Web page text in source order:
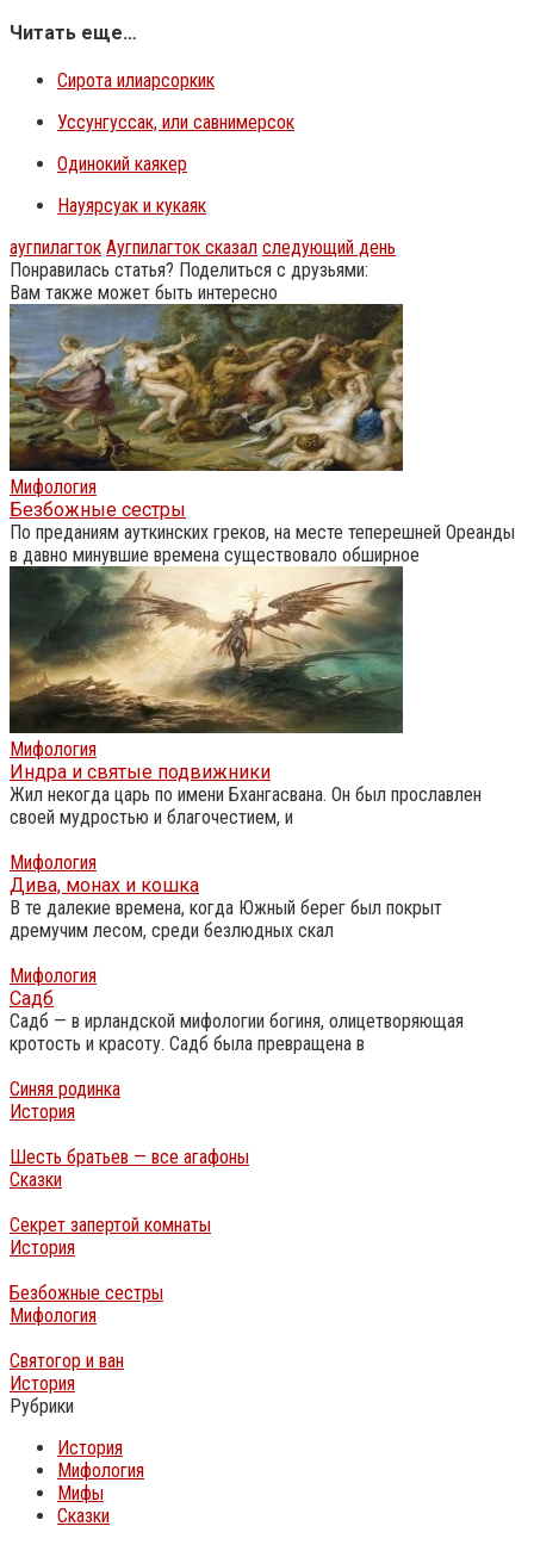
Читать еще…
Сирота илиарсоркик
Уссунгуссак, или савнимерсок
Одинокий каякер
Науярсуак и кукаяк
аугпилагток Аугпилагток сказал следующий день
Понравилась статья? Поделиться с друзьями:
Вам также может быть интересно
Мифология
Безбожные сестры
По преданиям ауткинских греков, на месте теперешней Ореанды
в давно минувшие времена существовало обширное
Мифология
Индра и святые подвижники
Жил некогда царь по имени Бхангасвана. Он был прославлен
своей мудростью и благочестием, и
Мифология
Дива, монах и кошка
В те далекие времена, когда Южный берег был покрыт
дремучим лесом, среди безлюдных скал
Мифология
Садб
Садб — в ирландской мифологии богиня, олицетворяющая
кротость и красоту. Садб была превращена в
Синяя родинка
История
Шесть братьев — все агафоны
Сказки
Секрет запертой комнаты
История
Безбожные сестры
Мифология
Святогор и ван
История
Рубрики
История
Мифология
Мифы
Сказки